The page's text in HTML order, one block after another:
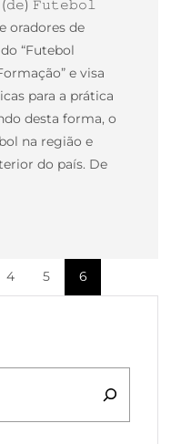
(𝚍𝚎) 𝙵𝚞𝚝𝚎𝚋𝚘𝚕
oradores de
“Futebol
e visa
para a prática
desta forma, o
na região e
do país. De
4 5 6